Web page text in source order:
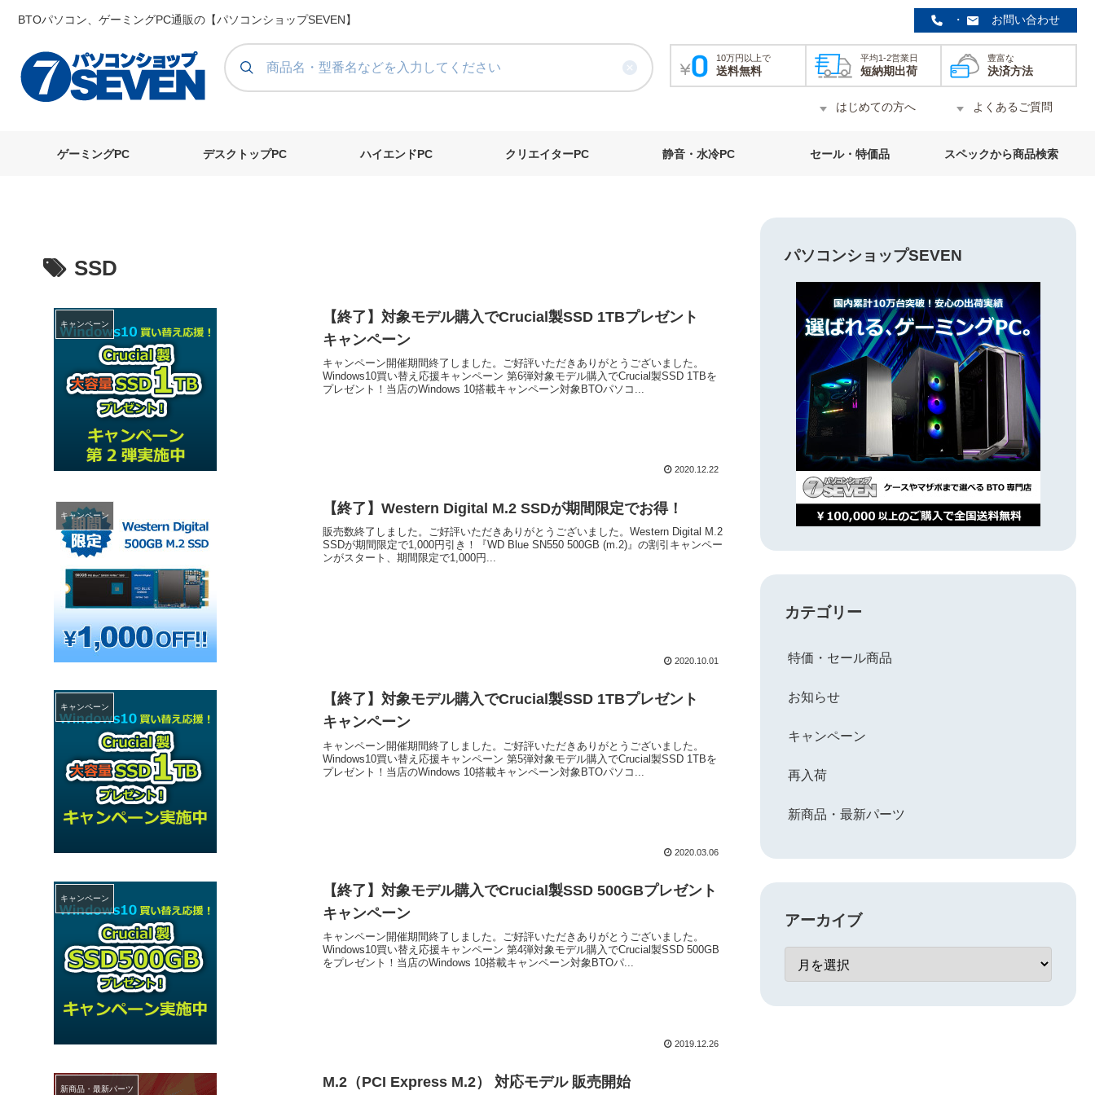
BTOパソコン、ゲーミングPC通販の【パソコンショップSEVEN】 ・ お問い合わせ
10万円以上で
送料無料
平均1-2営業日
短納期出荷
豊富な
決済方法
はじめての方へ よくあるご質問
ゲーミングPC デスクトップPC ハイエンドPC クリエイターPC 静音・水冷PC セール・特価品 スペックから商品検索
SSD
キャンペーン
【終了】対象モデル購入でCrucial製SSD 1TBプレゼント
キャンペーン
キャンペーン開催期間終了しました。ご好評いただきありがとうございました。
Windows10買い替え応援キャンペーン 第6弾対象モデル購入でCrucial製SSD 1TBを
プレゼント！当店のWindows 10搭載キャンペーン対象BTOパソコ...
2020.12.22
キャンペーン 【終了】Western Digital M.2 SSDが期間限定でお得！
販売数終了しました。ご好評いただきありがとうございました。Western Digital M.2
SSDが期間限定で1,000円引き！『WD Blue SN550 500GB (m.2)』の割引キャンペー
ンがスタート、期間限定で1,000円...
2020.10.01
キャンペーン
【終了】対象モデル購入でCrucial製SSD 1TBプレゼント
キャンペーン
キャンペーン開催期間終了しました。ご好評いただきありがとうございました。
Windows10買い替え応援キャンペーン 第5弾対象モデル購入でCrucial製SSD 1TBを
プレゼント！当店のWindows 10搭載キャンペーン対象BTOパソコ...
2020.03.06
キャンペーン
【終了】対象モデル購入でCrucial製SSD 500GBプレゼント
キャンペーン
キャンペーン開催期間終了しました。ご好評いただきありがとうございました。
Windows10買い替え応援キャンペーン 第4弾対象モデル購入でCrucial製SSD 500GB
をプレゼント！当店のWindows 10搭載キャンペーン対象BTOパ...
2019.12.26
新商品・最新パーツ M.2（PCI Express M.2） 対応モデル 販売開始
パソコンショップSEVEN
カテゴリー
特価・セール商品
お知らせ
キャンペーン
再入荷
新商品・最新パーツ
アーカイブ